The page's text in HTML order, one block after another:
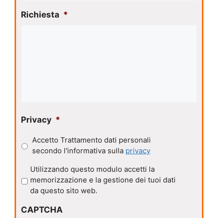
Richiesta *
Privacy *
Accetto Trattamento dati personali
secondo l'informativa sulla privacy
r
a
Utilizzando questo modulo accetti la
memorizzazione e la gestione dei tuoi dati
da questo sito web.
CAPTCHA